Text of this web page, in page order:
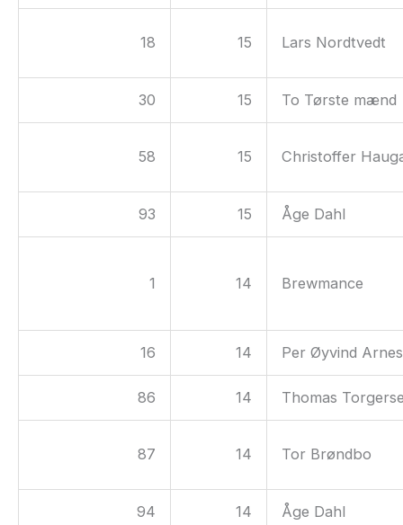
18 15 Lars Nordtvedt
30 15 To Tørste mænd
58 15 Christoffer
93 15 Åge Dahl
1 14 Brewmance
16 14 Per Øyvind
86 14 Thomas
87 14 Tor Brøndbo
94 14 Åge Dahl